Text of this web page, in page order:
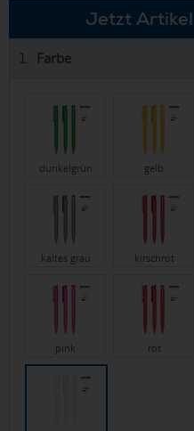
Jetzt
1. Farbe
dunkelgrün gelb
kaltes grau kirschrot
pink rot